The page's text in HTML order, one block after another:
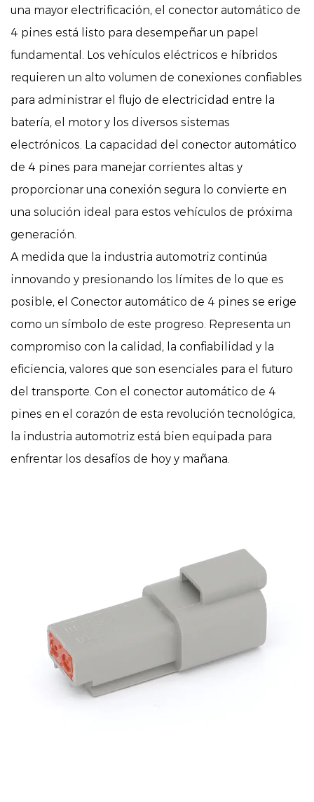
una mayor electrificación, el conector automático de
4 pines está listo para desempeñar un papel
fundamental. Los vehículos eléctricos e híbridos
requieren un alto volumen de conexiones confiables
para administrar el flujo de electricidad entre la
batería, el motor y los diversos sistemas
electrónicos. La capacidad del conector automático
de 4 pines para manejar corrientes altas y
proporcionar una conexión segura lo convierte en
una solución ideal para estos vehículos de próxima
generación.
A medida que la industria automotriz continúa
innovando y presionando los límites de lo que es
posible, el Conector automático de 4 pines se erige
como un símbolo de este progreso. Representa un
compromiso con la calidad, la confiabilidad y la
eficiencia, valores que son esenciales para el futuro
del transporte. Con el conector automático de 4
pines en el corazón de esta revolución tecnológica,
la industria automotriz está bien equipada para
enfrentar los desafíos de hoy y mañana.